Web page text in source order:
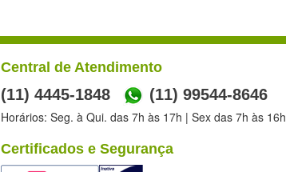
Central de Atendimento
(11) 4445-1848 (11) 99544-8646
Horários: Seg. à Qui. das 7h às 17h | Sex das 7h às 16h
Certificados e Segurança